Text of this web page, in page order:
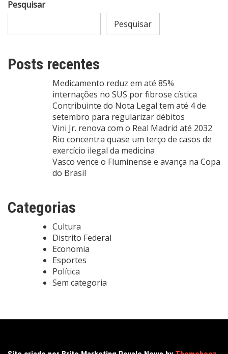
Pesquisar
Pesquisar
Posts recentes
Medicamento reduz em até 85%
internações no SUS por fibrose cística
Contribuinte do Nota Legal tem até 4 de
setembro para regularizar débitos
Vini Jr. renova com o Real Madrid até 2032
Rio concentra quase um terço de casos de
exercício ilegal da medicina
Vasco vence o Fluminense e avança na Copa
do Brasil
Categorias
Cultura
Distrito Federal
Economia
Esportes
Política
Sem categoria